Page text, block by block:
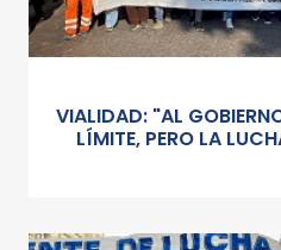
VIALIDAD: "AL
LÍMITE, PERO LA